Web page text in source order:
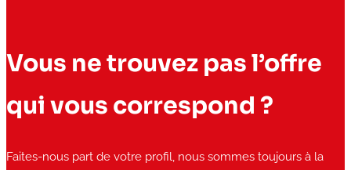
Vous ne trouvez pas l’offre
qui vous correspond ?
Faites-nous part de votre profil, nous sommes toujours à la